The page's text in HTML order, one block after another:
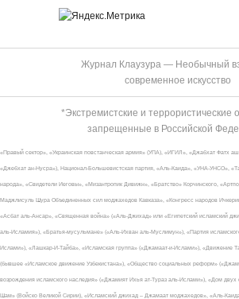
Журнал Клаузура — Необычный
современное искусство
*Экстремистские и террористические
запрещенные в Российской
«Правый сектор», «Украинская повстанческая армия» (УПА), «ИГИЛ», «Джабхат Фатх
«Джебхат ан-Нусра»), Национал-Большевистская партия, «Аль-Каида», «УНА-УНСО»,
народа», «Свидетели Иеговы», «Мизантропик Дивижн», «Братство» Корчинского,
Маджлисуль Шура Объединенных сил моджахедов Кавказа», «Конгресс народов
«Асбат аль-Ансар», «Священная война» («Аль-Джихад» или «Египетский исламский
аль-Исламия»), «Братья-мусульмане» («Аль-Ихван аль-Муслимун»), «Партия
Ислами»), «Лашкар-И-Тайба», «Исламская группа» («Джамаат-и-Ислами»), «Движение
(бывшее «Исламское движение Узбекистана»), «Общество социальных реформ»
возрождения исламского наследия» («Джамият Ихья ат-Тураз аль-Ислами»), «Дом
Шам» (Войско Великой Сирии), «Исламский джихад – Джамаат моджахедов», «Аль-